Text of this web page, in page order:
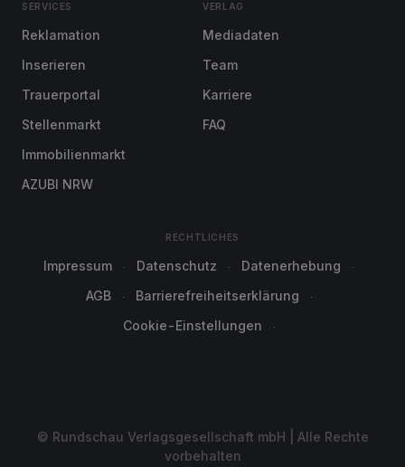
SERVICES
Reklamation
Inserieren
Trauerportal
Stellenmarkt
Immobilienmarkt
AZUBI NRW
VERLAG
Mediadaten
Team
Karriere
FAQ
RECHTLICHES
Impressum Datenschutz
Datenerhebung
AGB
Barrierefreiheitserklärung
Cookie-Einstellungen
© Rundschau Verlagsgesellschaft mbH | Alle Rechte
vorbehalten